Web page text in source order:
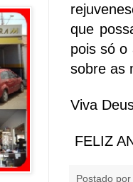
que
pois só o
sobre as
Viva
FELIZ
Postado por